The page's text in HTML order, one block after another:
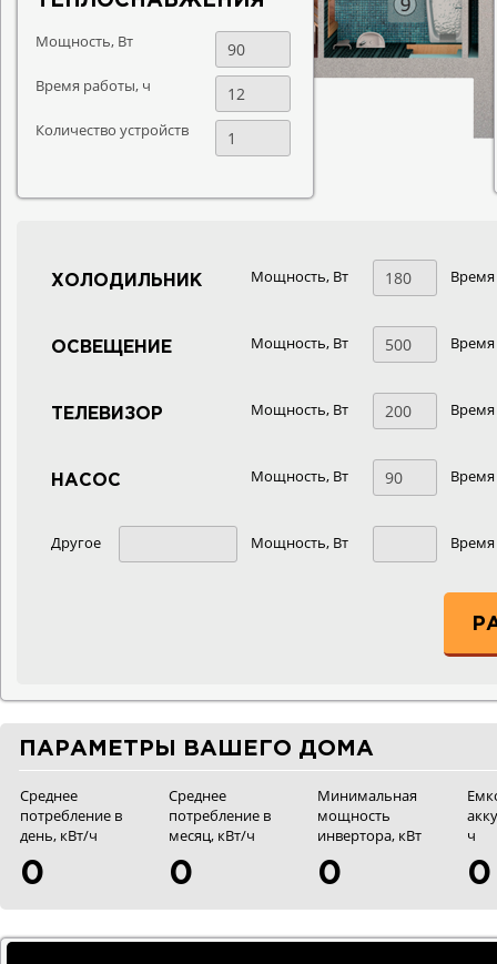
Мощность, Вт
Время работы, ч
Количество устройств
ХОЛОДИЛЬНИК Мощность, Вт
ОСВЕЩЕНИЕ Мощность, Вт
ТЕЛЕВИЗОР Мощность, Вт
НАСОС Мощность, Вт
Другое Мощность, Вт
ПАРАМЕТРЫ ВАШЕГО ДОМА
Среднее
потребление в
день, кВт/ч
Среднее
потребление в
месяц, кВт/ч
Минимальная
мощность
инвертора, кВт
ч
0 0 0 0